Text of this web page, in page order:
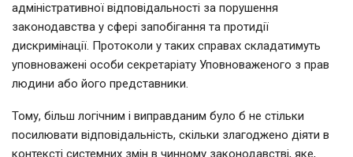
адміністративної відповідальності за порушення
законодавства у сфері запобігання та протидії
дискримінації. Протоколи у таких справах складатимуть
уповноважені особи секретаріату Уповноваженого з прав
людини або його представники.
Тому, більш логічним і виправданим було б не стільки
посилювати відповідальність, скільки злагоджено діяти в
контексті системних змін в чинному законодавстві, яке,